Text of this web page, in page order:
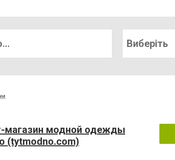
Виберіть
магазин модной одежды
(tytmodno.com)